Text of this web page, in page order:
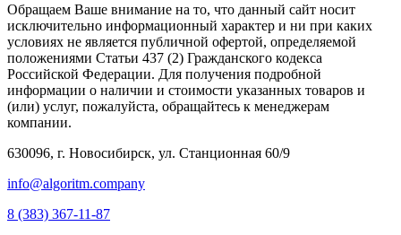
Обращаем Ваше внимание на то, что данный сайт носит
исключительно информационный характер и ни при каких
условиях не является публичной офертой, определяемой
положениями Статьи 437 (2) Гражданского кодекса
Российской Федерации. Для получения подробной
информации о наличии и стоимости указанных товаров и
(или) услуг, пожалуйста, обращайтесь к менеджерам
компании.
630096, г. Новосибирск, ул. Станционная 60/9
info@algoritm.company
8 (383) 367-11-87